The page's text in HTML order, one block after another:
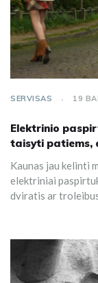
SERVISAS 19
Elektrinio
taisyti patiems,
Kaunas jau kelinti
elektriniai
dviratis ar